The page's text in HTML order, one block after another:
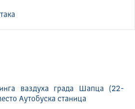
ваздуха града Шапца (22-
Аутобуска станица